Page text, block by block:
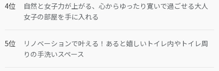
自然と女子力が上がる、心からゆったり寛いで過ごせる大人
女子の部屋を手に入れる
リノベーションで叶える！あると嬉しいトイレ内やトイレ周
りの手洗いスペース